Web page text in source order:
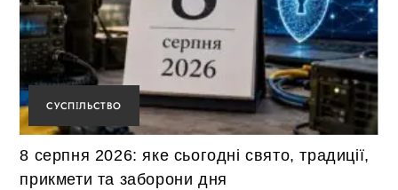
СУСПІЛЬСТВО
8 серпня 2026: яке сьогодні свято, традиції,
прикмети та заборони дня